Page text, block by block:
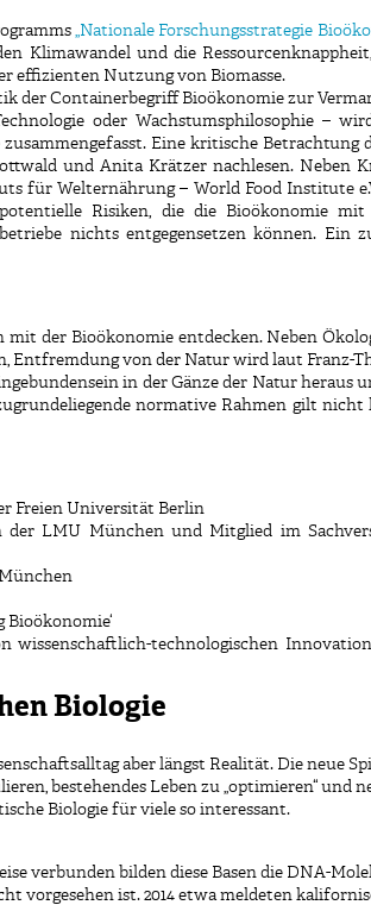
„Nationale Forschungsstrategie
Klimawandel und die
effizienten Nutzung von Biomasse.
der Containerbegriff Bioökonomie zur
oder Wachstumsphilosophie –
Eine kritische Betrachtung
und Anita Krätzer nachlesen. Neben
für Welternährung – World Food Institute
Risiken, die die Bioökonomie
nichts entgegensetzen können. Ein
mit der Bioökonomie entdecken. Neben
Entfremdung von der Natur wird laut Franz-
in der Gänze der Natur heraus
normative Rahmen gilt nicht
Freien Universität Berlin
LMU München und Mitglied im
wissenschaftlich-technologischen
Biologie
aber längst Realität. Die neue
bestehendes Leben zu „optimieren“ und
Biologie für viele so interessant.
verbunden bilden diese Basen die DNA-
vorgesehen ist. 2014 etwa meldeten